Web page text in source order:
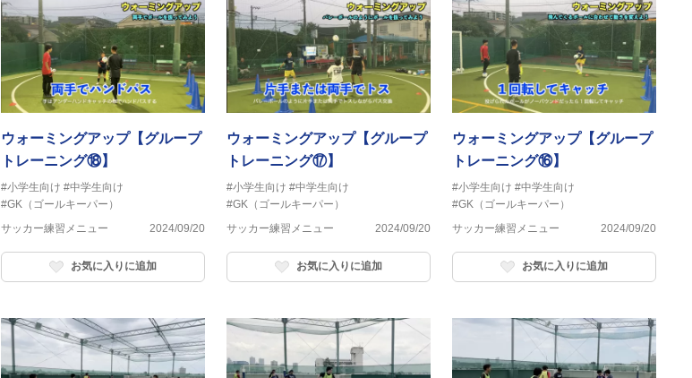
ウォーミングアップ【グループ
トレーニング⑱】
#小学生向け #中学生向け
#GK（ゴールキーパー）
サッカー練習メニュー
2024/09/20
お気に入りに追加
ウォーミングアップ【グループ
トレーニング⑰】
#小学生向け #中学生向け
#GK（ゴールキーパー）
サッカー練習メニュー
2024/09/20
お気に入りに追加
ウォーミングアップ【グループ
トレーニング⑯】
#小学生向け #中学生向け
#GK（ゴールキーパー）
サッカー練習メニュー
2024/09/20
お気に入りに追加